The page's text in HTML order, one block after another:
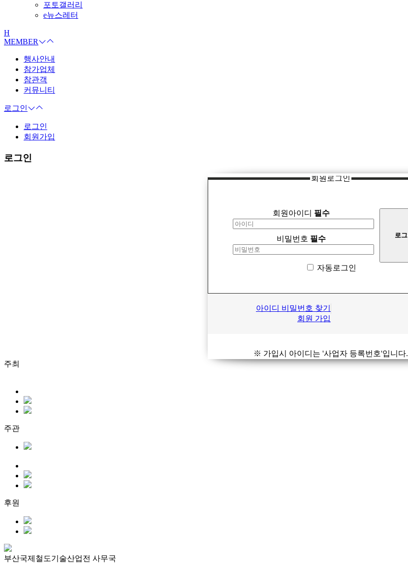
포토갤러리
e뉴스레터
H
MEMBER
행사안내
참가업체
참관객
커뮤니티
로그인
로그인
회원가입
로그인
회원로그인
회원아이디 필수
비밀번호 필수
자동로그인
아이디 비밀번호 찾기
회원 가입
※ 가입시 아이디는 '사업자 등록번호'입니다.
주최
주관
후원
부산국제철도기술산업전 사무국